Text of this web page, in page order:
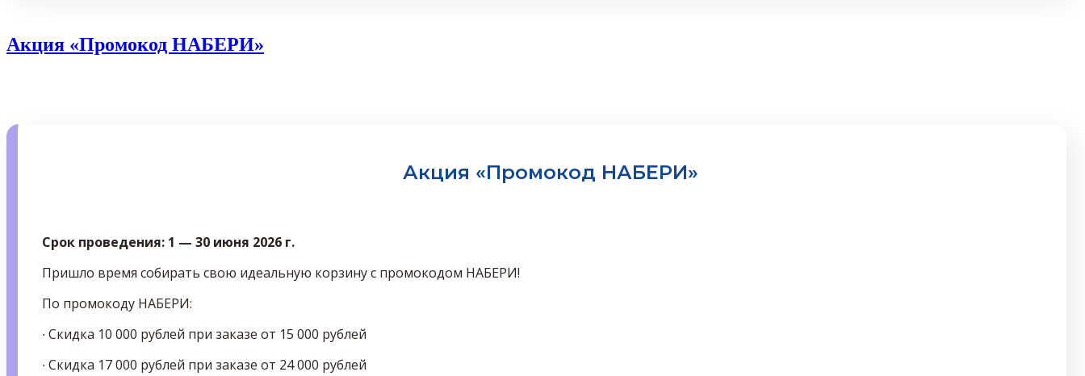
Акция «Промокод НАБЕРИ»
Акция «Промокод НАБЕРИ»
Срок проведения: 1 — 30 июня 2026 г.
Пришло время собирать свою идеальную корзину с промокодом НАБЕРИ!
По промокоду НАБЕРИ:
∙ Скидка 10 000 рублей при заказе от 15 000 рублей
∙ Скидка 17 000 рублей при заказе от 24 000 рублей